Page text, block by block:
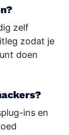
zelf
zodat je
doen
ins en